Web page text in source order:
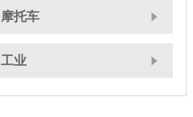
摩托车
工业